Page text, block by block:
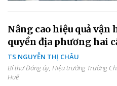
Nâng cao hiệu quả
quyền địa phương hai
TS NGUYỄN THỊ CHÂU
Bí thư Đảng ủy, Hiệu trưởng Trường
Huế